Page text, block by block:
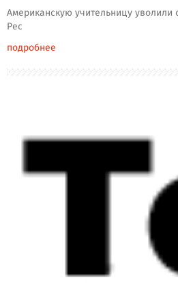
Американскую учительницу
Рес
подробнее